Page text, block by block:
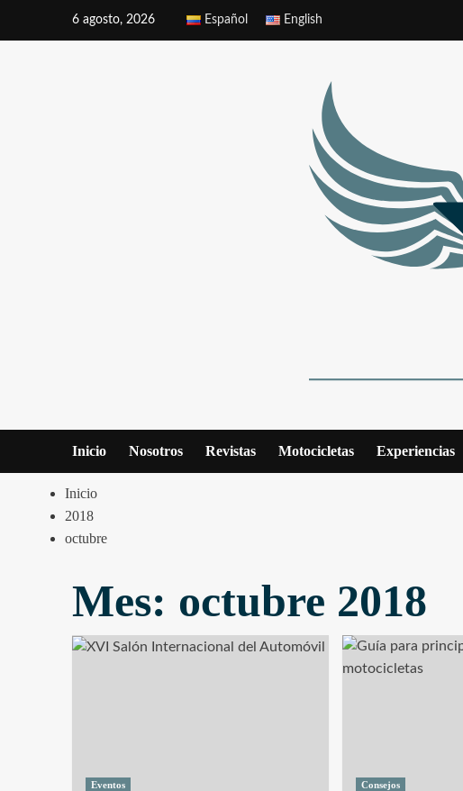
6 agosto, 2026 Español English
Inicio Nosotros Revistas Motocicletas Experiencias
Inicio
2018
octubre
Mes: octubre 2018
Eventos Consejos